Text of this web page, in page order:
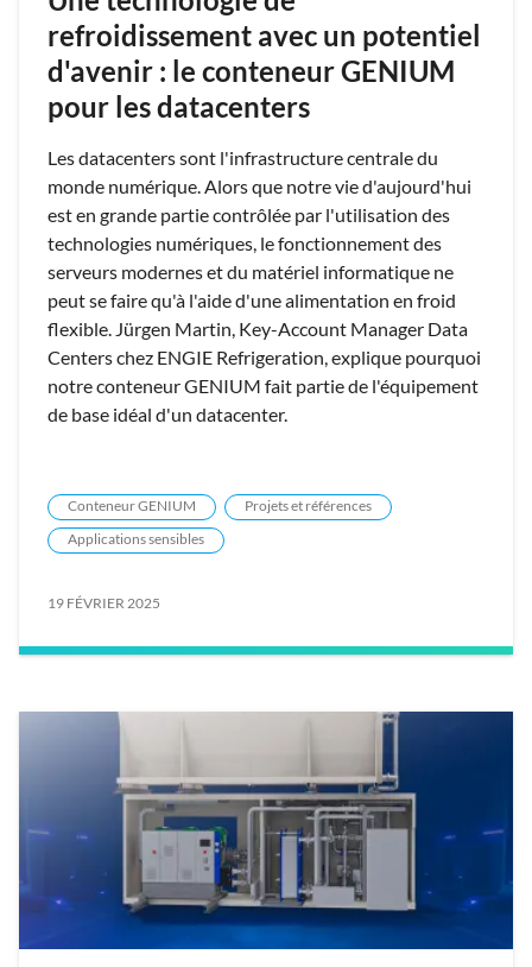
refroidissement avec un potentiel
d'avenir : le conteneur GENIUM
pour les datacenters
Les datacenters sont l'infrastructure centrale du
monde numérique. Alors que notre vie d'aujourd'hui
est en grande partie contrôlée par l'utilisation des
technologies numériques, le fonctionnement des
serveurs modernes et du matériel informatique ne
peut se faire qu'à l'aide d'une alimentation en froid
flexible. Jürgen Martin, Key-Account Manager Data
Centers chez ENGIE Refrigeration, explique pourquoi
notre conteneur GENIUM fait partie de l'équipement
de base idéal d'un datacenter.
Conteneur GENIUM
Projets et références
Applications sensibles
19 FÉVRIER 2025